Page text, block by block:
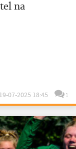
na
19-07-2025 18:45 1